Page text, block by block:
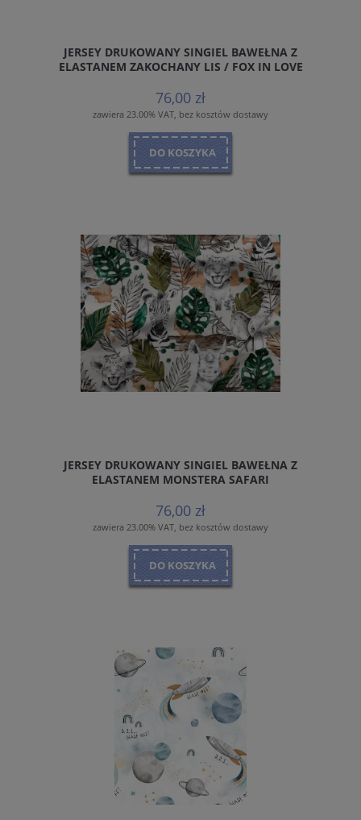
JERSEY DRUKOWANY SINGIEL BAWEŁNA Z
ELASTANEM ZAKOCHANY LIS / FOX IN LOVE
76,00 zł
zawiera 23.00% VAT, bez kosztów dostawy
DO KOSZYKA
JERSEY DRUKOWANY SINGIEL BAWEŁNA Z
ELASTANEM MONSTERA SAFARI
76,00 zł
zawiera 23.00% VAT, bez kosztów dostawy
DO KOSZYKA